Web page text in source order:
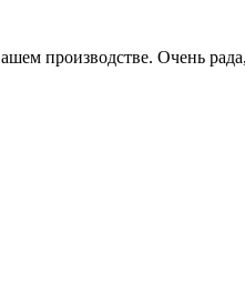
производстве. Очень